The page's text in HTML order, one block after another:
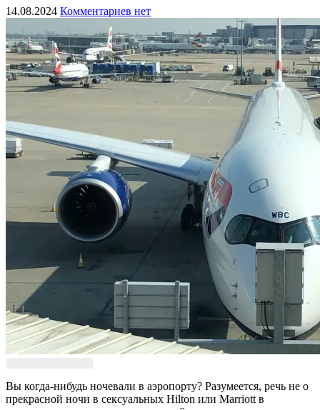
14.08.2024 Комментариев нет
Вы когда-нибудь ночевали в аэропорту? Разумеется, речь не о
прекрасной ночи в сексуальных Hilton или Marriott в